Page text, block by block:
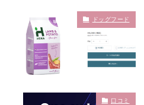
ドッグフード
口コミ